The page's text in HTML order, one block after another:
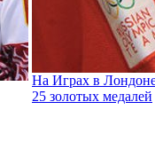
На Играх в Лондоне
25 золотых медалей